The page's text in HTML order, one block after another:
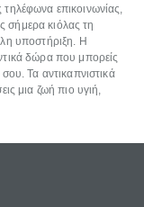
επικοινωνίας,
σήμερα κιόλας τη
υποστήριξη. Η
δώρα που μπορείς
Τα αντικαπνιστικά
μια ζωή πιο υγιή,